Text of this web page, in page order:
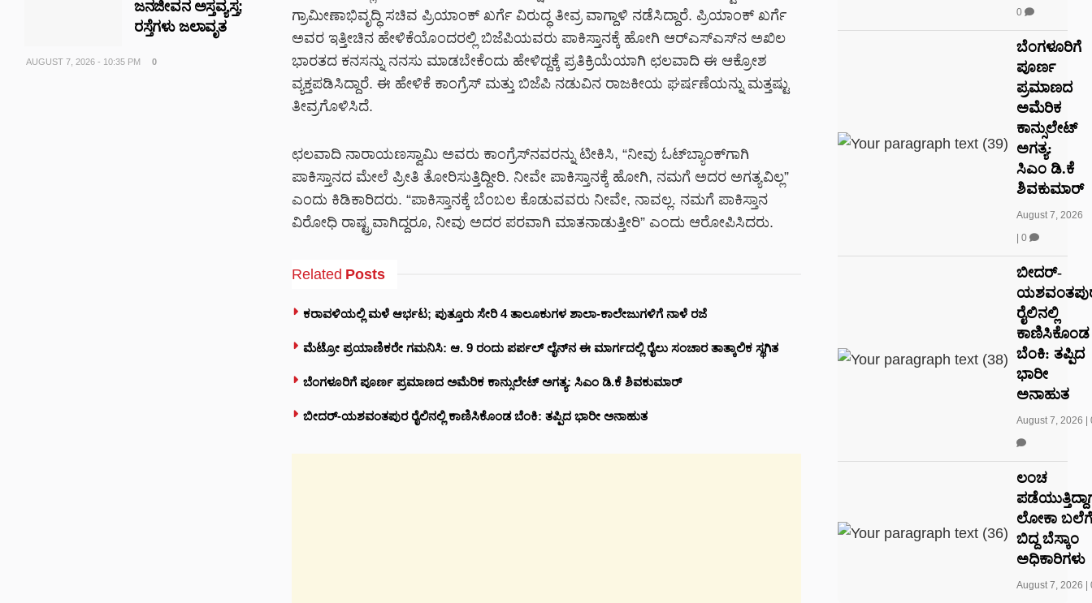
ಗ್ರಾಮೀಣಾಭಿವೃದ್ಧಿ ಸಚಿವ ಪ್ರಿಯಾಂಕ್ ಖರ್ಗೆ ವಿರುದ್ಧ ತೀವ್ರ ವಾಗ್ದಾಳಿ ನಡೆಸಿದ್ದಾರೆ. ಪ್ರಿಯಾಂಕ್ ಖರ್ಗೆ
ಅವರ ಇತ್ತೀಚಿನ ಹೇಳಿಕೆಯೊಂದರಲ್ಲಿ ಬಿಜೆಪಿಯವರು ಪಾಕಿಸ್ತಾನಕ್ಕೆ ಹೋಗಿ ಆರ್‌ಎಸ್‌ಎಸ್‌ನ ಅಖಿಲ
ಭಾರತದ ಕನಸನ್ನು ನನಸು ಮಾಡಬೇಕೆಂದು ಹೇಳಿದ್ದಕ್ಕೆ ಪ್ರತಿಕ್ರಿಯೆಯಾಗಿ ಛಲವಾದಿ ಈ ಆಕ್ರೋಶ
ವ್ಯಕ್ತಪಡಿಸಿದ್ದಾರೆ. ಈ ಹೇಳಿಕೆ ಕಾಂಗ್ರೆಸ್ ಮತ್ತು ಬಿಜೆಪಿ ನಡುವಿನ ರಾಜಕೀಯ ಘರ್ಷಣೆಯನ್ನು ಮತ್ತಷ್ಟು
ತೀವ್ರಗೊಳಿಸಿದೆ.
ಛಲವಾದಿ ನಾರಾಯಣಸ್ವಾಮಿ ಅವರು ಕಾಂಗ್ರೆಸ್‌ನವರನ್ನು ಟೀಕಿಸಿ, “ನೀವು ಓಟ್‌ಬ್ಯಾಂಕ್‌ಗಾಗಿ
ಪಾಕಿಸ್ತಾನದ ಮೇಲೆ ಪ್ರೀತಿ ತೋರಿಸುತ್ತಿದ್ದೀರಿ. ನೀವೇ ಪಾಕಿಸ್ತಾನಕ್ಕೆ ಹೋಗಿ, ನಮಗೆ ಅದರ ಅಗತ್ಯವಿಲ್ಲ”
ಎಂದು ಕಿಡಿಕಾರಿದರು. “ಪಾಕಿಸ್ತಾನಕ್ಕೆ ಬೆಂಬಲ ಕೊಡುವವರು ನೀವೇ, ನಾವಲ್ಲ. ನಮಗೆ ಪಾಕಿಸ್ತಾನ
ವಿರೋಧಿ ರಾಷ್ಟ್ರವಾಗಿದ್ದರೂ, ನೀವು ಅದರ ಪರವಾಗಿ ಮಾತನಾಡುತ್ತೀರಿ” ಎಂದು ಆರೋಪಿಸಿದರು.
Related Posts
ಕರಾವಳಿಯಲ್ಲಿ ಮಳೆ ಆರ್ಭಟ; ಪುತ್ತೂರು ಸೇರಿ 4 ತಾಲೂಕುಗಳ ಶಾಲಾ-ಕಾಲೇಜುಗಳಿಗೆ ನಾಳೆ ರಜೆ
ಮೆಟ್ರೋ ಪ್ರಯಾಣಿಕರೇ ಗಮನಿಸಿ: ಆ. 9 ರಂದು ಪರ್ಪಲ್ ಲೈನ್‌ನ ಈ ಮಾರ್ಗದಲ್ಲಿ ರೈಲು ಸಂಚಾರ ತಾತ್ಕಾಲಿಕ ಸ್ಥಗಿತ
ಬೆಂಗಳೂರಿಗೆ ಪೂರ್ಣ ಪ್ರಮಾಣದ ಅಮೆರಿಕ ಕಾನ್ಸುಲೇಟ್ ಅಗತ್ಯ: ಸಿಎಂ ಡಿ.ಕೆ ಶಿವಕುಮಾರ್
ಬೀದರ್-ಯಶವಂತಪುರ ರೈಲಿನಲ್ಲಿ ಕಾಣಿಸಿಕೊಂಡ ಬೆಂಕಿ: ತಪ್ಪಿದ ಭಾರೀ ಅನಾಹುತ
ಜನಜೀವನ ಅಸ್ತವ್ಯಸ್ತ;
ರಸ್ತೆಗಳು ಜಲಾವೃತ
AUGUST 7, 2026 - 10:35 PM 0
0
ಬೆಂಗಳೂರಿಗೆ
ಪೂರ್ಣ
ಪ್ರಮಾಣದ
ಅಮೆರಿಕ
ಕಾನ್ಸುಲೇಟ್
ಅಗತ್ಯ:
ಸಿಎಂ ಡಿ.ಕೆ
ಶಿವಕುಮಾರ್
August 7, 2026
0
ಬೀದರ್-
ರೈಲಿನಲ್ಲಿ
ಕಾಣಿಸಿಕೊಂಡ
ಬೆಂಕಿ: ತಪ್ಪಿದ
ಭಾರೀ
ಅನಾಹುತ
August 7, 2026
ಲಂಚ
ಲೋಕಾ ಬಲೆಗೆ
ಬಿದ್ದ ಬೆಸ್ಕಾಂ
ಅಧಿಕಾರಿಗಳು
August 7, 2026